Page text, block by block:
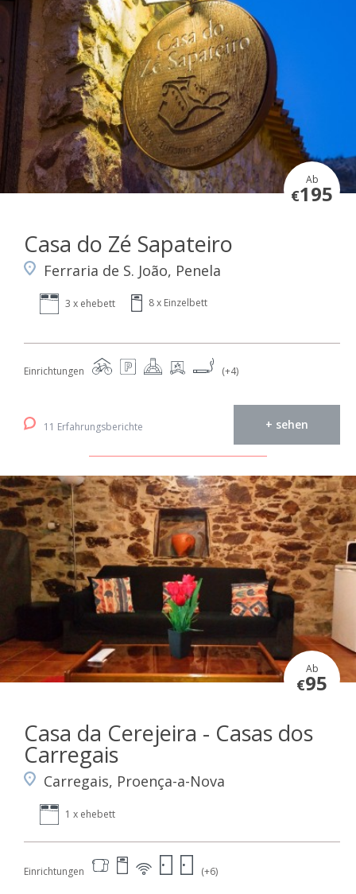
Ab
€195
Casa do Zé Sapateiro
Ferraria de S. João, Penela
3 x ehebett 8 x Einzelbett
Einrichtungen (+4)
11 Erfahrungsberichte + sehen
Ab
€95
Casa da Cerejeira - Casas dos
Carregais
Carregais, Proença-a-Nova
1 x ehebett
Einrichtungen (+6)